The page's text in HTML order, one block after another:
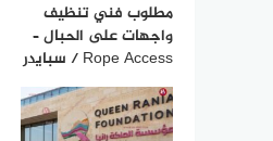
مطلوب فني تنظيف
واجهات على الحبال –
Rope Access / سبايدر